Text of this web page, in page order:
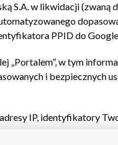
S.A. w likwidacji (zwaną
PPID do
„Portalem”, w tym
i bezpiecznych
IP, identyfikatory